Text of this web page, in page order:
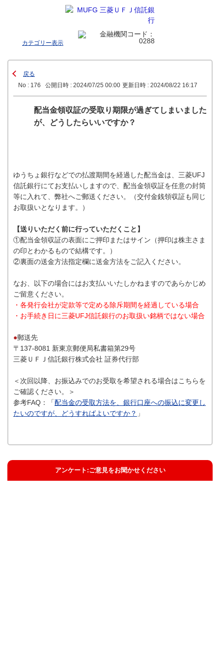
カテゴリー表示
戻る
No : 176
公開日時 : 2024/07/25 00:00 更新日時 : 2024/08/22 16:17
配当金領収証の受取り期限が過ぎてしまいました
が、どうしたらいいですか？
ゆうちょ銀行などでの払渡期間を経過した配当金は、三菱UFJ
信託銀行にてお支払いしますので、配当金領収証を任意の封筒
等に入れて、弊社へご郵送ください。（交付金銭領収証も同じ
お取扱いとなります。）
【送りいただく前に行っていただくこと】
①配当金領収証の表面にご押印またはサイン（押印は株主さま
の印とわかるもので結構です。）
②裏面の送金方法指定欄に送金方法をご記入ください。
なお、以下の場合にはお支払いいたしかねますのであらかじめ
ご留意ください。
・各発行会社が定款等で定める除斥期間を経過している場合
・お手続き日に三菱UFJ信託銀行のお取扱い銘柄ではない場合
●郵送先
〒137-8081 新東京郵便局私書箱第29号
三菱ＵＦＪ信託銀行株式会社 証券代行部
＜次回以降、お振込みでのお受取を希望される場合はこちらを
ご確認ください。＞
参考FAQ：「配当金の受取方法を、銀行口座への振込に変更し
たいのですが、どうすればよいですか？ 」
アンケート:ご意見をお聞かせください